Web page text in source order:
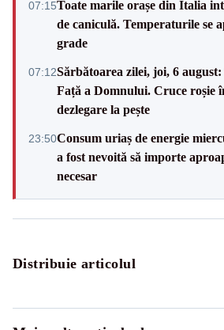
07:15Toate marile orașe din Italia
de caniculă. Temperaturile se
grade
07:12Sărbătoarea zilei, joi, 6
Față a Domnului. Cruce roșie
dezlegare la pește
23:50Consum uriaș de energie
a fost nevoită să importe
necesar
Distribuie articolul